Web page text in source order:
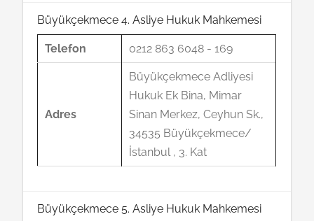
Büyükçekmece 4. Asliye Hukuk Mahkemesi
Telefon 0212 863 6048 - 169
Adres
Büyükçekmece Adliyesi
Hukuk Ek Bina, Mimar
Sinan Merkez, Ceyhun Sk.,
34535 Büyükçekmece/
İstanbul , 3. Kat
Büyükçekmece 5. Asliye Hukuk Mahkemesi